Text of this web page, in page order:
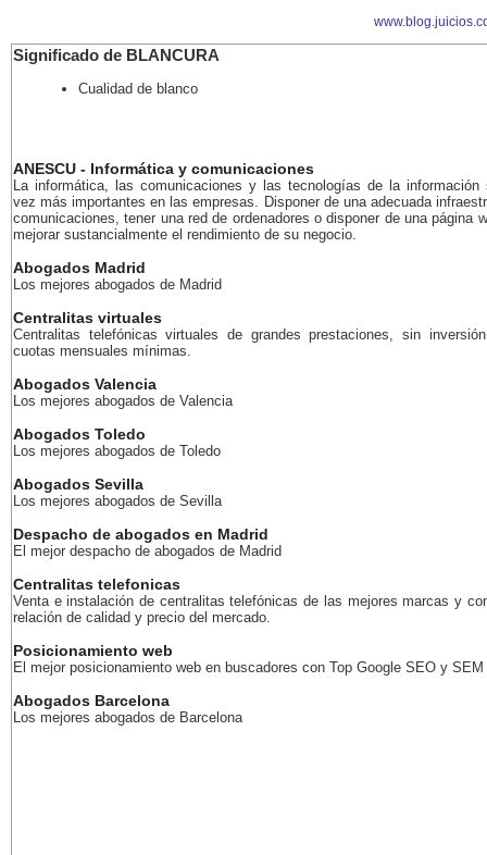
Significado de BLANCURA
Cualidad de blanco
ANESCU - Informática y comunicaciones
La informática, las comunicaciones y las tecnologías de la información
vez más importantes en las empresas. Disponer de una adecuada
comunicaciones, tener una red de ordenadores o disponer de una página
mejorar sustancialmente el rendimiento de su negocio.
Abogados Madrid
Los mejores abogados de Madrid
Centralitas virtuales
Centralitas telefónicas virtuales de grandes prestaciones, sin
cuotas mensuales mínimas.
Abogados Valencia
Los mejores abogados de Valencia
Abogados Toledo
Los mejores abogados de Toledo
Abogados Sevilla
Los mejores abogados de Sevilla
Despacho de abogados en Madrid
El mejor despacho de abogados de Madrid
Centralitas telefonicas
Venta e instalación de centralitas telefónicas de las mejores marcas y
relación de calidad y precio del mercado.
Posicionamiento web
El mejor posicionamiento web en buscadores con Top Google SEO y SEM
Abogados Barcelona
Los mejores abogados de Barcelona